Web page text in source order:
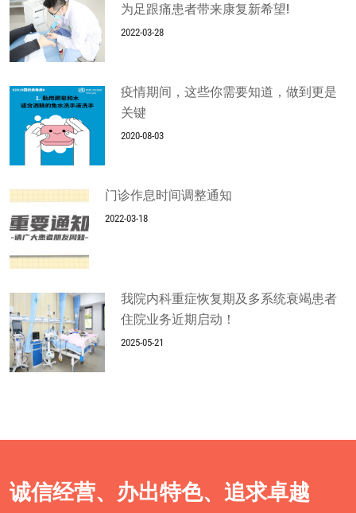
为足跟痛患者带来康复新希望!
2022-03-28
疫情期间，这些你需要知道，做到更是
关键
2020-08-03
门诊作息时间调整通知
2022-03-18
我院内科重症恢复期及多系统衰竭患者
住院业务近期启动！
2025-05-21
诚信经营、办出特色、追求卓越